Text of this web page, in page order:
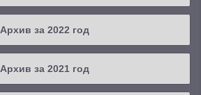
2025 / #1
2024 / #3
2024 / #1
2023 / #4
2023 / #3
Архив за 2022 год
2022 / #4
2022 / #3
Архив за 2021 год